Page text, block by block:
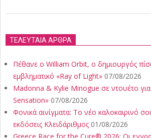
ΤΕΛΕΥΤΑΙΑ ΑΡΘΡΑ
Πέθανε ο William Orbit, ο δημιουργός
εμβληματικό «Ray of Light» 07/08/2026
Madonna & Kylie Minogue σε ντουέτο
Sensation» 07/08/2026
Φονικά αινίγματα: Το νέο καλοκαιρινό
εκδόσεις Κλειδάριθμος 01/08/2026